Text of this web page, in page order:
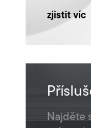
zjistit víc
Najděte